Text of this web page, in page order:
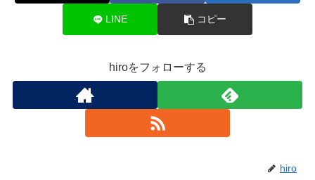
LINE コピー
hiroをフォローする
hiro